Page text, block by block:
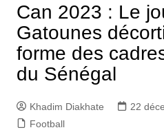
Can 2023 : Le
Gatounes
forme des
du Sénégal
Khadim Diakhate 22
Football